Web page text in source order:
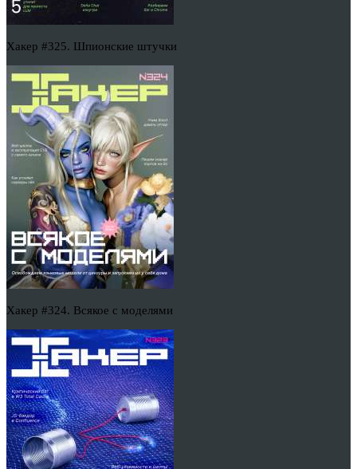
Хакер #325. Шпионские штучки
Хакер #324. Всякое с моделями